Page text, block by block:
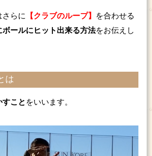
さらに 【クラブのループ】
を合わせる
ボールにヒット出来る方法をお伝えし
は
すこと をいいます。